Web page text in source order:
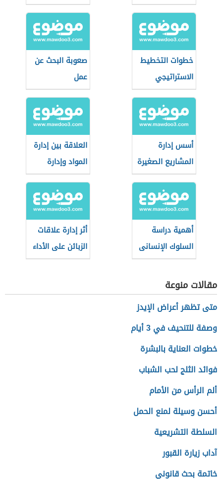
خطوات التخطيط
الاستراتيجي
صعوبة البحث عن
عمل
أسس إدارة
المشاريع الصغيرة
العلاقة بين إدارة
المواد وإدارة
الإنتاج
أهمية دراسة
السلوك الإنسانى
بالنسبة للإدارة
أثر إدارة علاقات
الزبائن على الأداء
التسويقي
مقالات منوعة
متى تظهر أعراض الإيدز
وصفة للتنحيف في 3 أيام
خطوات العناية بالبشرة
فوائد الثلج لحب الشباب
ألم الرأس من الأمام
أحسن وسيلة لمنع الحمل
السلطة التشريعية
آداب زيارة القبور
خاتمة بحث قانوني